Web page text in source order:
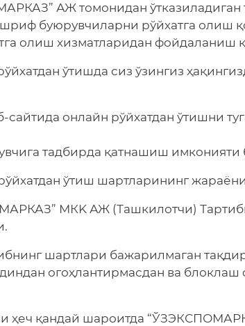
АЖ томонидан ўтказиладиган
буюрувчиларни рўйхатга олиш
олиш хизматларидан фойдаланиш
ўтишда сиз ўзингиз
сайтида онлайн рўйхатдан ўтишни
тадбирда қатнашиш имконияти
ўтиш шартларининг
МКK АЖ (Ташкилотчи)
шартлари бажарилмаган
огоҳлантирмасдан ва блоклаш
ҳеч қандай шароитда